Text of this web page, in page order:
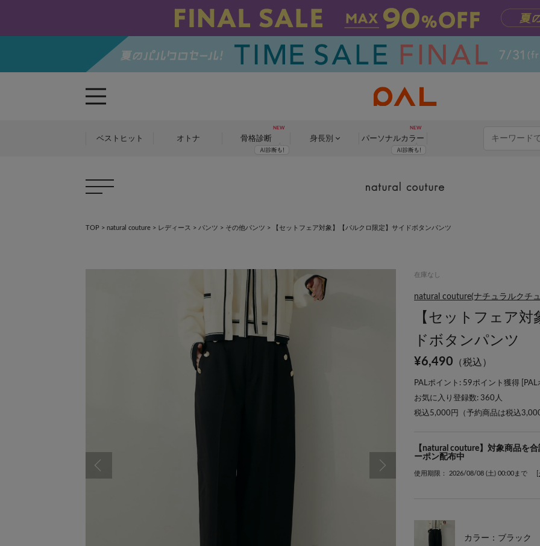
ベストヒット オトナ 骨格診断 身長別 パーソナルカラー
TOP > natural couture > レディース > パンツ > その他パンツ > 【セットフェア対象】【パルクロ限定】サイドボタンパンツ
在庫なし
natural couture(ナチュラルクチ
【セットフェア
ドボタンパンツ
¥6,490 （税込）
PALポイント: 59ポイント獲得 [
お気に入り登録数: 360 人
税込5,000円（予約商品は税込
【natural couture】対象商品を
ーポン配布中
使用期限： 2026/08/08 (土) 00:00まで
カラー：ブラック